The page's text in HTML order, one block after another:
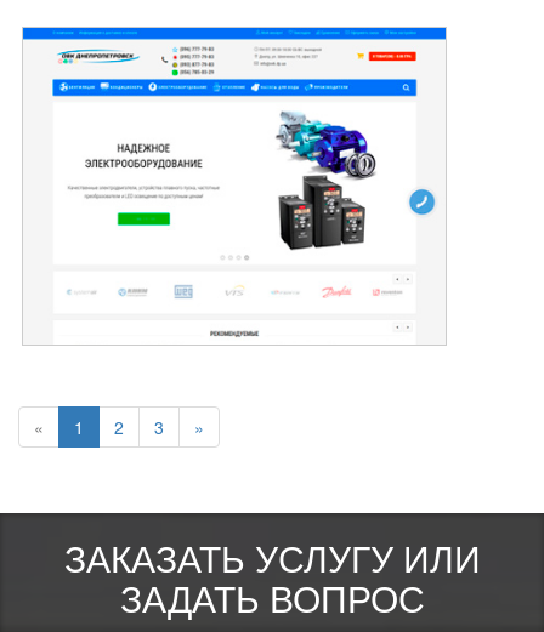
« 1 2 3 »
ЗАКАЗАТЬ УСЛУГУ ИЛИ
ЗАДАТЬ ВОПРОС